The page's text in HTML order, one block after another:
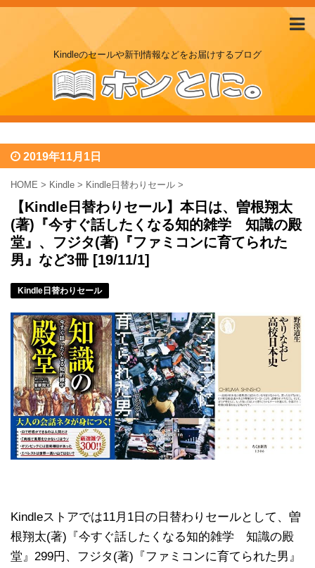
Kindleのセールや新刊情報などをお届けするブログ
2019年11月1日
HOME > Kindle > Kindle日替わりセール >
【Kindle日替わりセール】本日は、曽根翔太
(著)『今すぐ話したくなる知的雑学 知識の殿
堂』、フジタ(著)『ファミコンに育てられた
男』など3冊 [19/11/1]
Kindle日替わりセール
Kindleストアでは11月1日の日替わりセールとして、曽
根翔太(著)『今すぐ話したくなる知的雑学 知識の殿
堂』299円、フジタ(著)『ファミコンに育てられた男』